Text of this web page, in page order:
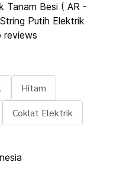
Tanam Besi ( AR -
Putih Elektrik
reviews
Hitam
Coklat Elektrik